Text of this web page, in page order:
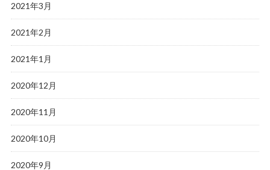
2021年3月
2021年2月
2021年1月
2020年12月
2020年11月
2020年10月
2020年9月